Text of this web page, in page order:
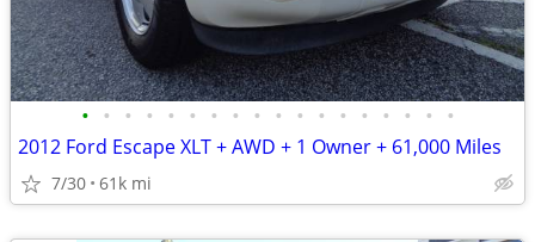
• • • • • • • • • • • • • • • • • •
2012 Ford Escape XLT + AWD + 1 Owner + 61,000 Miles
7/30 61k mi